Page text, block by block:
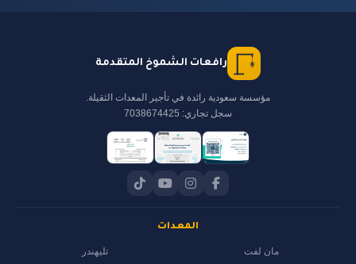
رافعات الشموخ المتقدمة
مؤسسة سعودية رائدة في تأجير المعدات الثقيلة.
سجل تجاري: 7038674425
المعدات
مان لفت
تليهندر